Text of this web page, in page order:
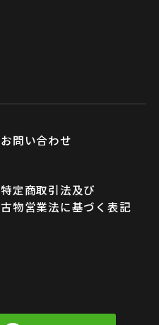
お問い合わせ
特定商取引法及び
古物営業法に基づく表記